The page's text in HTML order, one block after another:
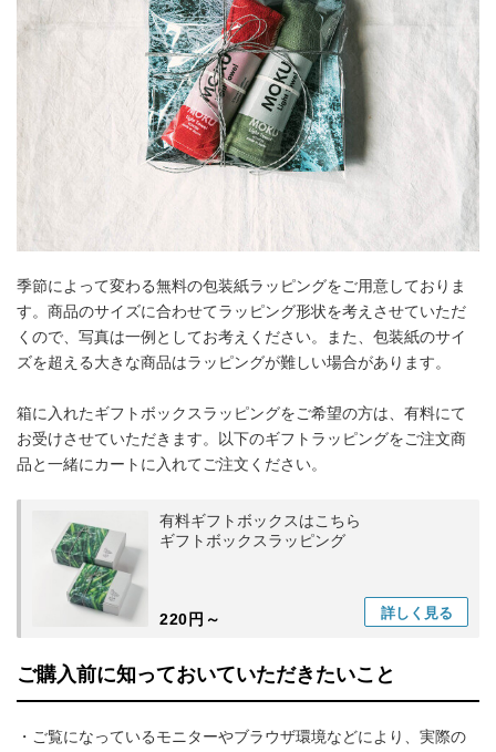
季節によって変わる無料の包装紙ラッピングをご用意しておりま
す。商品のサイズに合わせてラッピング形状を考えさせていただ
くので、写真は一例としてお考えください。また、包装紙のサイ
ズを超える大きな商品はラッピングが難しい場合があります。
箱に入れたギフトボックスラッピングをご希望の方は、有料にて
お受けさせていただきます。以下のギフトラッピングをご注文商
品と一緒にカートに入れてご注文ください。
有料ギフトボックスはこちら
ギフトボックスラッピング
220円～ 詳しく 見る
ご購入前に知っておいていただきたいこと
・ご覧になっているモニターやブラウザ環境などにより、実際の